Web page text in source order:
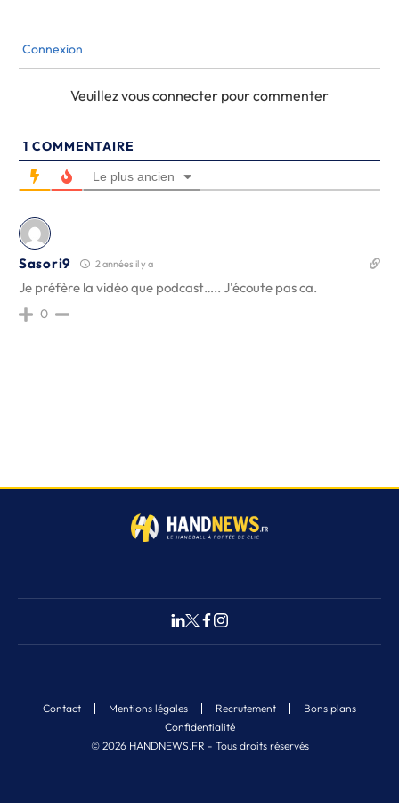
Connexion
Veuillez vous connecter pour commenter
1 COMMENTAIRE
Le plus ancien
Sasori9 2 années il y a
Je préfère la vidéo que podcast….. J'écoute pas ca.
0
© 2026 HANDNEWS.FR - Tous droits réservés
Contact Mentions légales Recrutement
Bons plans
Confidentialité